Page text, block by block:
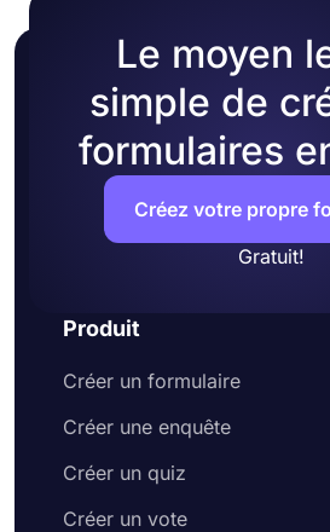
Le moyen
simple de
formulaires
Créez votre propre
Gratuit!
Produit
Créer un formulaire
Créer une enquête
Créer un quiz
Créer un vote